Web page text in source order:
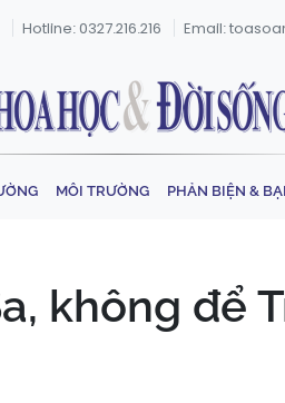
Hotline: 0327.216.216 Email:
MÔI TRƯỜNG PHẢN BIỆN &
không để